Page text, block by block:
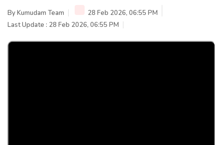
ByKumudam Team
28 Feb 2026, 06:55 PM
Last Update : 28 Feb 2026, 06:55 PM